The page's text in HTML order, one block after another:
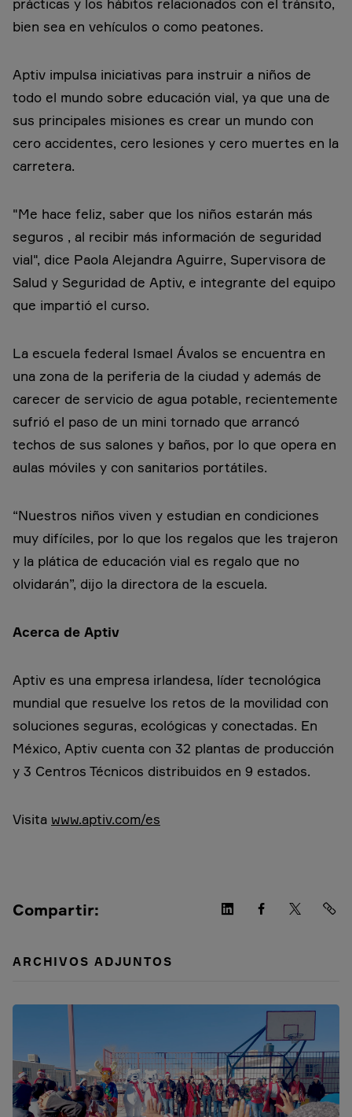
prácticas y los hábitos relacionados con el tránsito,
bien sea en vehículos o como peatones.
Aptiv impulsa iniciativas para instruir a niños de
todo el mundo sobre educación vial, ya que una de
sus principales misiones es crear un mundo con
cero accidentes, cero lesiones y cero muertes en la
carretera.
"Me hace feliz, saber que los niños estarán más
seguros , al recibir más información de seguridad
vial", dice Paola Alejandra Aguirre, Supervisora de
Salud y Seguridad de Aptiv, e integrante del equipo
que impartió el curso.
La escuela federal Ismael Ávalos se encuentra en
una zona de la periferia de la ciudad y además de
carecer de servicio de agua potable, recientemente
sufrió el paso de un mini tornado que arrancó
techos de sus salones y baños, por lo que opera en
aulas móviles y con sanitarios portátiles.
“Nuestros niños viven y estudian en condiciones
muy difíciles, por lo que los regalos que les trajeron
y la plática de educación vial es regalo que no
olvidarán”, dijo la directora de la escuela.
Acerca de Aptiv
Aptiv es una empresa irlandesa, líder tecnológica
mundial que resuelve los retos de la movilidad con
soluciones seguras, ecológicas y conectadas. En
México, Aptiv cuenta con 32 plantas de producción
y 3 Centros Técnicos distribuidos en 9 estados.
Visita www.aptiv.com/es
Compartir:
ARCHIVOS ADJUNTOS